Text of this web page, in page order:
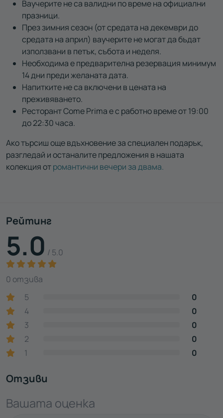
Ваучерите не са валидни по време на официални
празници.
През зимния сезон (от средата на декември до
средата на април) ваучерите не могат да бъдат
използвани в петък, събота и неделя.
Необходима е предварителна резервация минимум
14 дни преди желаната дата.
Напитките не са включени в цената на
преживяването.
Ресторант Come Prima е с работно време от 19:00
до 22:30 часа.
Ако търсиш още вдъхновение за специален подарък,
разгледай и останалите предложения в нашата
колекция отромантични вечери за двама.
Рейтинг
5.0 / 5.0
0 отзива
5
0
4
0
3
0
2
0
1
0
Отзиви
Вашата оценка